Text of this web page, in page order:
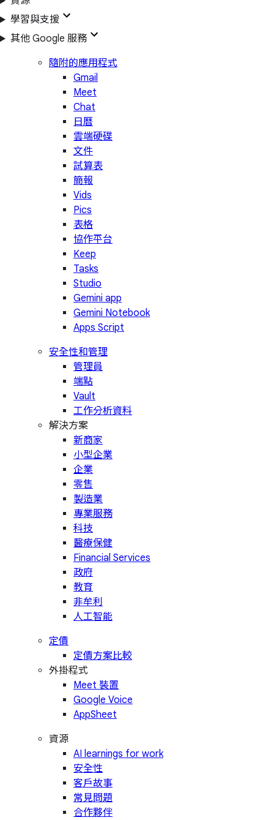
學習與支援
其他 Google 服務
隨附的應用程式
Gmail
Meet
Chat
日曆
雲端硬碟
文件
試算表
簡報
Vids
Pics
表格
協作平台
Keep
Tasks
Studio
Gemini app
Gemini Notebook
Apps Script
安全性和管理
管理員
端點
Vault
工作分析資料
解決方案
新商家
小型企業
企業
零售
製造業
專業服務
科技
醫療保健
Financial Services
政府
教育
非牟利
人工智能
定價
定價方案比較
外掛程式
Meet 裝置
Google Voice
AppSheet
資源
AI learnings for work
安全性
客戶故事
常見問題
合作夥伴